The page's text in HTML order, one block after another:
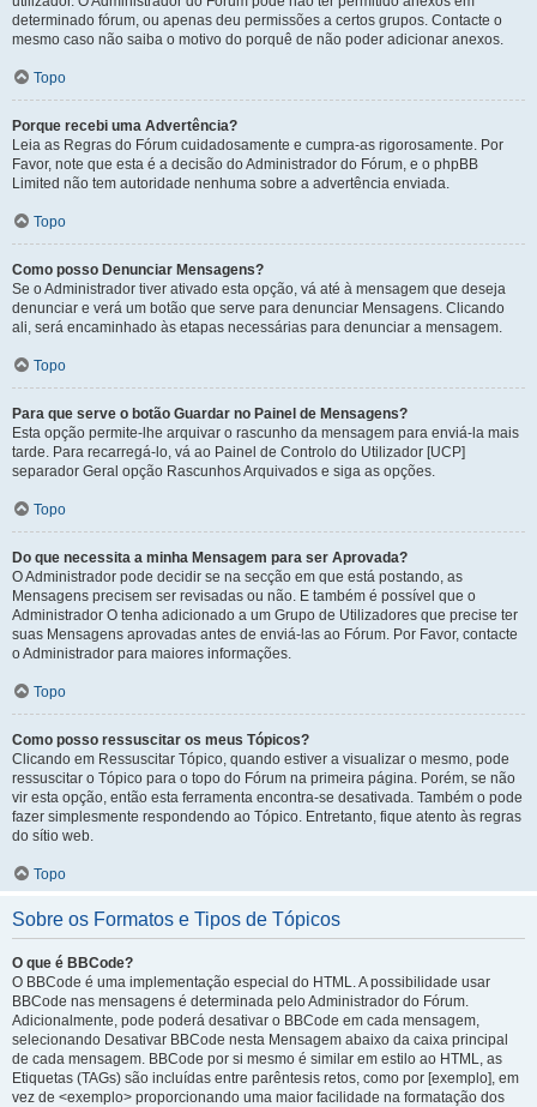
determinado fórum, ou apenas deu permissões a certos grupos. Contacte o
mesmo caso não saiba o motivo do porquê de não poder adicionar anexos.
Topo
Porque recebi uma Advertência?
Leia as Regras do Fórum cuidadosamente e cumpra-as rigorosamente. Por
Favor, note que esta é a decisão do Administrador do Fórum, e o phpBB
Limited não tem autoridade nenhuma sobre a advertência enviada.
Topo
Como posso Denunciar Mensagens?
Se o Administrador tiver ativado esta opção, vá até à mensagem que deseja
denunciar e verá um botão que serve para denunciar Mensagens. Clicando
ali, será encaminhado às etapas necessárias para denunciar a mensagem.
Topo
Para que serve o botão Guardar no Painel de Mensagens?
Esta opção permite-lhe arquivar o rascunho da mensagem para enviá-la mais
tarde. Para recarregá-lo, vá ao Painel de Controlo do Utilizador [UCP]
separador Geral opção Rascunhos Arquivados e siga as opções.
Topo
Do que necessita a minha Mensagem para ser Aprovada?
O Administrador pode decidir se na secção em que está postando, as
Mensagens precisem ser revisadas ou não. E também é possível que o
Administrador O tenha adicionado a um Grupo de Utilizadores que precise ter
suas Mensagens aprovadas antes de enviá-las ao Fórum. Por Favor, contacte
o Administrador para maiores informações.
Topo
Como posso ressuscitar os meus Tópicos?
Clicando em Ressuscitar Tópico, quando estiver a visualizar o mesmo, pode
ressuscitar o Tópico para o topo do Fórum na primeira página. Porém, se não
vir esta opção, então esta ferramenta encontra-se desativada. Também o pode
fazer simplesmente respondendo ao Tópico. Entretanto, fique atento às regras
do sítio web.
Topo
Sobre os Formatos e Tipos de Tópicos
O que é BBCode?
O BBCode é uma implementação especial do HTML. A possibilidade usar
BBCode nas mensagens é determinada pelo Administrador do Fórum.
Adicionalmente, pode poderá desativar o BBCode em cada mensagem,
selecionando Desativar BBCode nesta Mensagem abaixo da caixa principal
de cada mensagem. BBCode por si mesmo é similar em estilo ao HTML, as
Etiquetas (TAGs) são incluídas entre parêntesis retos, como por [exemplo], em
vez de <exemplo> proporcionando uma maior facilidade na formatação dos